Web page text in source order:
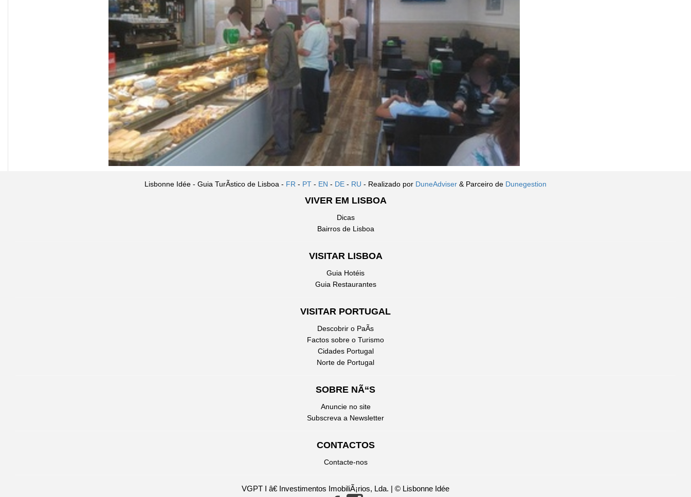
Lisbonne Idée - Guia TurÃ­stico de Lisboa - FR - PT - EN - DE - RU - Realizado por DuneAdviser & Parceiro de Dunegestion
VIVER EM LISBOA
Dicas
Bairros de Lisboa
VISITAR LISBOA
Guia Hotéis
Guia Restaurantes
VISITAR PORTUGAL
Descobrir o PaÃ­s
Factos sobre o Turismo
Cidades Portugal
Norte de Portugal
SOBRE NÃ“S
Anuncie no site
Subscreva a Newsletter
CONTACTOS
Contacte-nos
VGPT I â€ Investimentos ImobiliÃ¡rios, Lda. | © Lisbonne Idée